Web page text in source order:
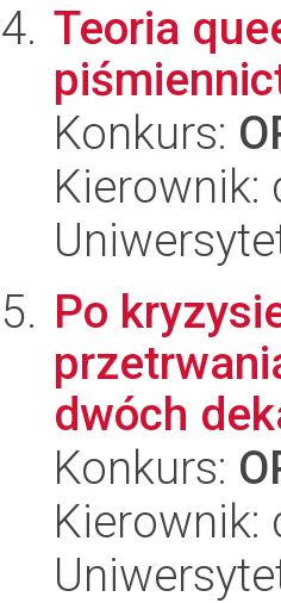
Teoria
Konkurs:
Kierownik:
Po
dwóch
Konkurs:
Kierownik: